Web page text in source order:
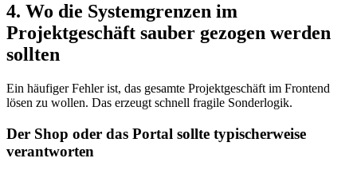
4. Wo die Systemgrenzen im
Projektgeschäft sauber gezogen werden
sollten
Ein häufiger Fehler ist, das gesamte Projektgeschäft im Frontend
lösen zu wollen. Das erzeugt schnell fragile Sonderlogik.
Der Shop oder das Portal sollte typischerweise
verantworten